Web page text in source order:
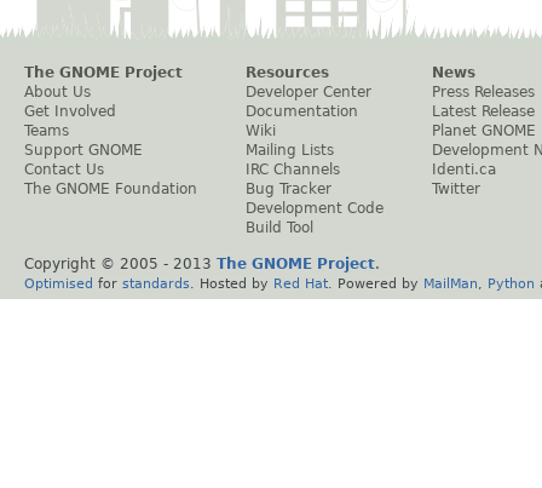
The GNOME Project
About Us
Get Involved
Teams
Support GNOME
Contact Us
The GNOME Foundation
Resources
Developer Center
Documentation
Wiki
Mailing Lists
IRC Channels
Bug Tracker
Development Code
Build Tool
News
Press Releases
Latest Release
Planet GNOME
Development
Identi.ca
Twitter
Copyright © 2005 - 2013 The GNOME Project.
Optimised for standards . Hosted by Red Hat . Powered by MailMan Python